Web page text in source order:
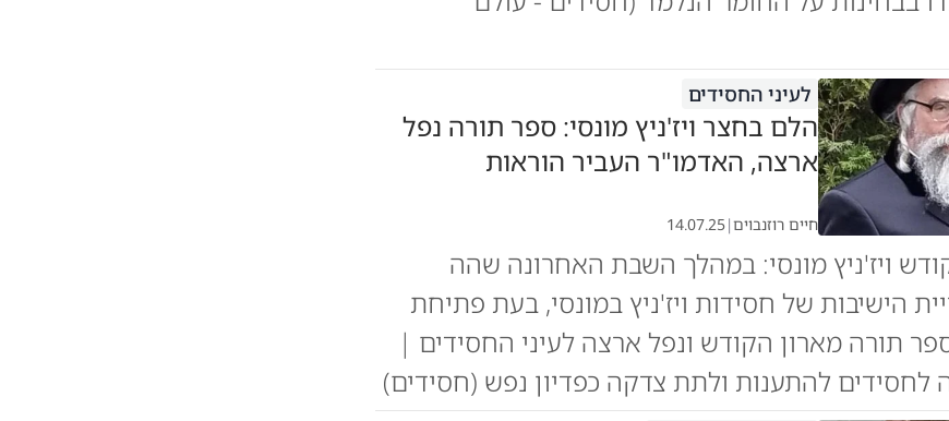
לעיני החסידים
הלם בחצר ויז'ניץ מונסי: ספר תורה נפל
ארצה, האדמו"ר העביר הוראות
חיים רוזנבוים|
14.07.25
ויז'ניץ מונסי: במהלך השבת האחרונה שהה
הישיבות של חסידות ויז'ניץ במונסי, בעת פתיחת
תורה מארון הקודש ונפל ארצה לעיני החסידים |
לחסידים להתענות ולתת צדקה כפדיון נפש (חסידים)